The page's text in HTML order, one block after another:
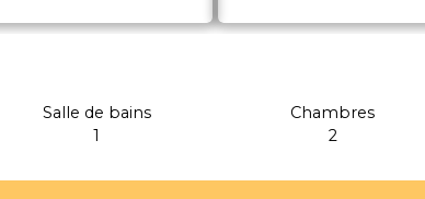
Salle de bains
1
Chambres
2